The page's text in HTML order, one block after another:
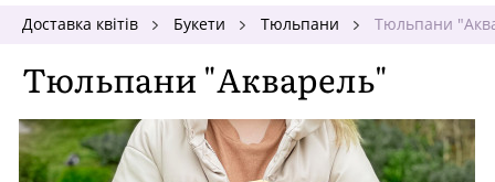
Доставка квітів Букети Тюльпани Тюльпани
Тюльпани "Акварель"